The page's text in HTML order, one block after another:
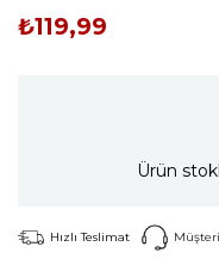
₺119,99
Ürün
Hızlı Teslimat